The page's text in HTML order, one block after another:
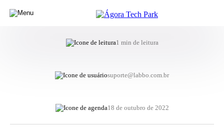
1 min de leitura
suporte@labbo.com.br
18 de outubro de 2022